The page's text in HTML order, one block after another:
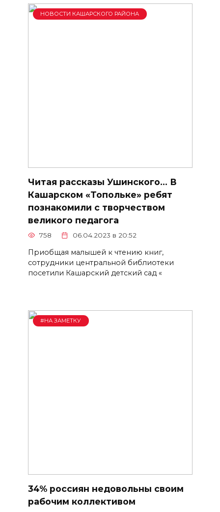
НОВОСТИ КАШАРСКОГО РАЙОНА
Читая рассказы Ушинского… В
Кашарском «Топольке» ребят
познакомили с творчеством
великого педагога
758 06.04.2023 в 20:52
Приобщая малышей к чтению книг,
сотрудники центральной библиотеки
посетили Кашарский детский сад «
#НА ЗАМЕТКУ
34% россиян недовольны своим
рабочим коллективом